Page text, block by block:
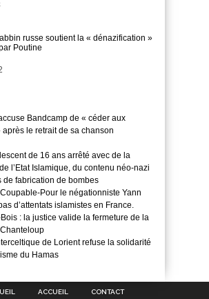
russe soutient la « dénazification »
Poutine
Bandcamp de « céder aux
après le retrait de sa chanson
de 16 ans arrêté avec de la
l’Etat Islamique, du contenu néo-nazi
de fabrication de bombes
Pour le négationniste Yann
d’attentats islamistes en France.
: la justice valide la fermeture de la
de Lorient refuse la solidarité
du Hamas
ACCUEIL CONTACT